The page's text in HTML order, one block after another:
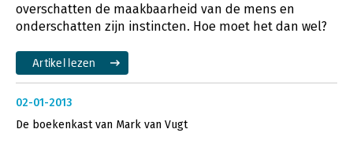
overschatten de maakbaarheid van de mens en
onderschatten zijn instincten. Hoe moet het dan wel?
Artikel lezen
02-01-2013
De boekenkast van Mark van Vugt